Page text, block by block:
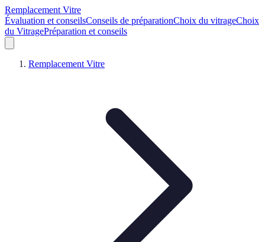
Remplacement Vitre
Évaluation et conseilsConseils de préparationChoix du vitrageChoix
du VitragePréparation et conseils
Remplacement Vitre